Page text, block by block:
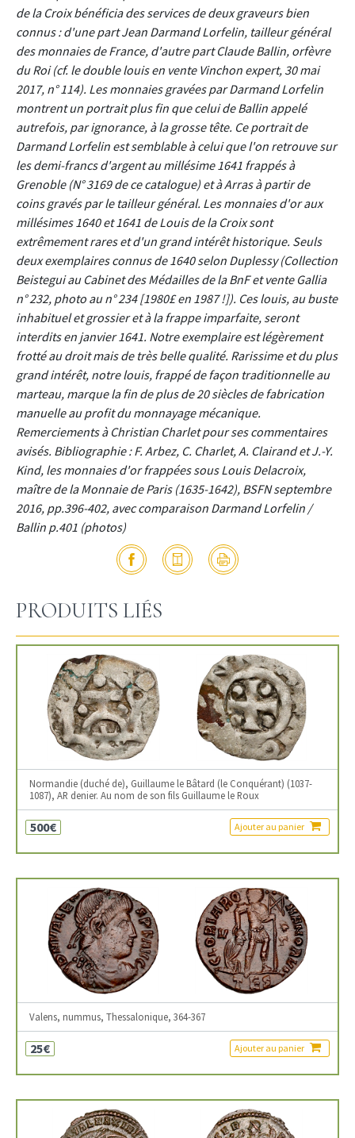
de la Croix bénéficia des services de deux graveurs bien
connus : d'une part Jean Darmand Lorfelin, tailleur général
des monnaies de France, d'autre part Claude Ballin, orfèvre
du Roi (cf. le double louis en vente Vinchon expert, 30 mai
2017, n° 114). Les monnaies gravées par Darmand Lorfelin
montrent un portrait plus fin que celui de Ballin appelé
autrefois, par ignorance, à la grosse tête. Ce portrait de
Darmand Lorfelin est semblable à celui que l'on retrouve sur
les demi-francs d'argent au millésime 1641 frappés à
Grenoble (N° 3169 de ce catalogue) et à Arras à partir de
coins gravés par le tailleur général. Les monnaies d'or aux
millésimes 1640 et 1641 de Louis de la Croix sont
extrêmement rares et d'un grand intérêt historique. Seuls
deux exemplaires connus de 1640 selon Duplessy (Collection
Beistegui au Cabinet des Médailles de la BnF et vente Gallia
n° 232, photo au n° 234 [1980£ en 1987 !]). Ces louis, au buste
inhabituel et grossier et à la frappe imparfaite, seront
interdits en janvier 1641. Notre exemplaire est légèrement
frotté au droit mais de très belle qualité. Rarissime et du plus
grand intérêt, notre louis, frappé de façon traditionnelle au
marteau, marque la fin de plus de 20 siècles de fabrication
manuelle au profit du monnayage mécanique.
Remerciements à Christian Charlet pour ses commentaires
avisés. Bibliographie : F. Arbez, C. Charlet, A. Clairand et J.-Y.
Kind, les monnaies d'or frappées sous Louis Delacroix,
maître de la Monnaie de Paris (1635-1642), BSFN septembre
2016, pp.396-402, avec comparaison Darmand Lorfelin /
Ballin p.401 (photos)
PRODUITS LIÉS
Normandie (duché de), Guillaume le Bâtard (le Conquérant) (1037-
1087), AR denier. Au nom de son fils Guillaume le Roux
500€ Ajouter au panier
Valens, nummus, Thessalonique, 364-367
25€ Ajouter au panier